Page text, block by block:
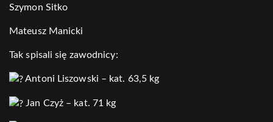
Szymon Sitko
Mateusz Manicki
Tak spisali się zawodnicy:
Antoni Liszowski – kat. 63,5 kg
Jan Czyż – kat. 71 kg